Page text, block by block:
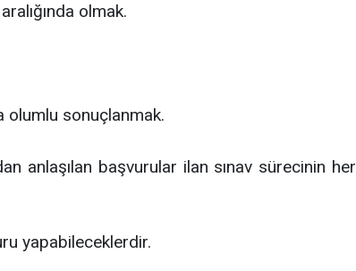
olmak.
olumlu sonuçlanmak.
anlaşılan başvurular ilan sınav sürecinin her
yapabileceklerdir.